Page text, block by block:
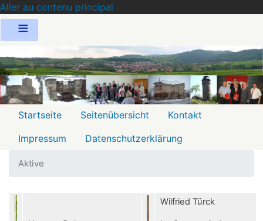
Aller au contenu principal
Menu
Startseite Seitenübersicht
Kontakt
Impressum
Datenschutzerklärung
Aktive
Wilfried Türck